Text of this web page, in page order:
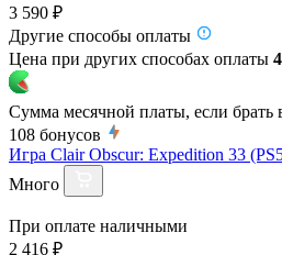
3 590 ₽
Другие способы оплаты
Цена при других способах оплаты
Сумма месячной платы, если брать
108 бонусов
Игра Clair Obscur: Expedition 33
Много
При оплате наличными
2 416 ₽